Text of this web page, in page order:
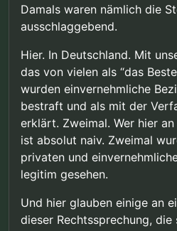
Damals waren nämlich die
ausschlaggebend.
Hier. In Deutschland. Mit
das von vielen als “das
wurden einvernehmliche
bestraft und als mit der
erklärt. Zweimal. Wer hier
ist absolut naiv. Zweimal
privaten und
legitim gesehen.
Und hier glauben einige an
dieser Rechtssprechung,